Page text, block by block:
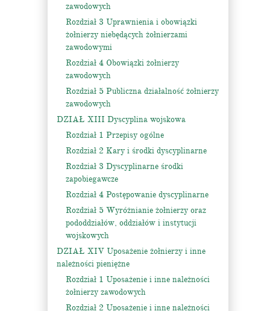
zawodowych
Rozdział 3 Uprawnienia i obowiązki
żołnierzy niebędących żołnierzami
zawodowymi
Rozdział 4 Obowiązki żołnierzy
zawodowych
Rozdział 5 Publiczna działalność żołnierzy
zawodowych
DZIAŁ XIII Dyscyplina wojskowa
Rozdział 1 Przepisy ogólne
Rozdział 2 Kary i środki dyscyplinarne
Rozdział 3 Dyscyplinarne środki
zapobiegawcze
Rozdział 4 Postępowanie dyscyplinarne
Rozdział 5 Wyróżnianie żołnierzy oraz
pododdziałów, oddziałów i instytucji
wojskowych
DZIAŁ XIV Uposażenie żołnierzy i inne
należności pieniężne
Rozdział 1 Uposażenie i inne należności
żołnierzy zawodowych
Rozdział 2 Uposażenie i inne należności